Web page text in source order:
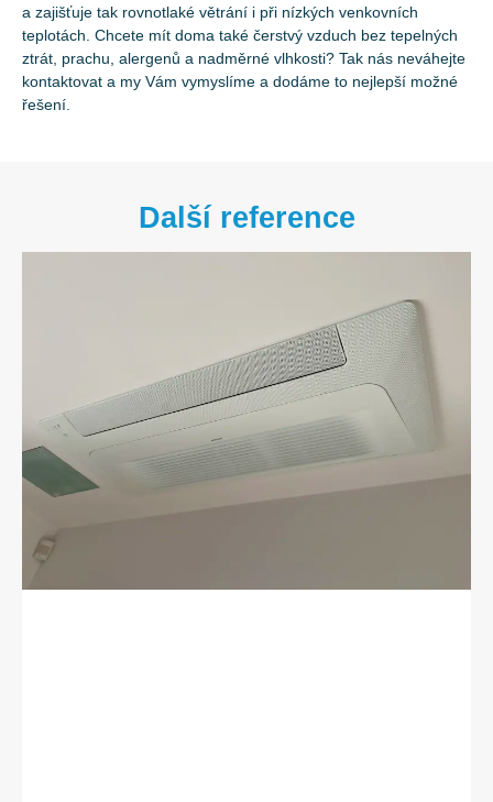
a zajišťuje tak rovnotlaké větrání i při nízkých venkovních
teplotách. Chcete mít doma také čerstvý vzduch bez tepelných
ztrát, prachu, alergenů a nadměrné vlhkosti? Tak nás neváhejte
kontaktovat a my Vám vymyslíme a dodáme to nejlepší možné
řešení.
Další reference